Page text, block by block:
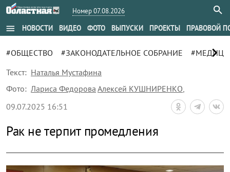
Номер 07.08.2026
menu НОВОСТИ ВИДЕО ФОТО ВЫПУСКИ ПРОЕКТЫ ПРАВОВОЙ
#ОБЩЕСТВО #ЗАКОНОДАТЕЛЬНОЕ СОБРАНИЕ chevron_right
Текст: Наталья Мустафина
Фото: Лариса Федорова Алексей КУШНИРЕНКО,
09.07.2025 16:51
Рак не терпит промедления